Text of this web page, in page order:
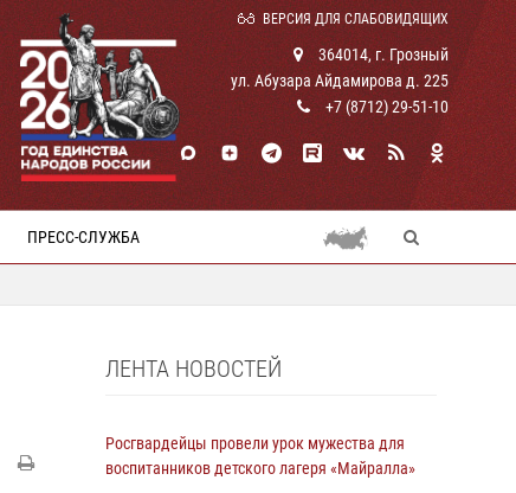
ВЕРСИЯ ДЛЯ СЛАБОВИДЯЩИХ
364014, г. Грозный
ул. Абузара Айдамирова д. 225
+7 (8712) 29-51-10
ПРЕСС-СЛУЖБА
ЛЕНТА НОВОСТЕЙ
Росгвардейцы провели урок мужества для
воспитанников детского лагеря «Майралла»